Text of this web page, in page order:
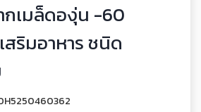
กเมล็ดองุ่น -60
ริมอาหาร ชนิด